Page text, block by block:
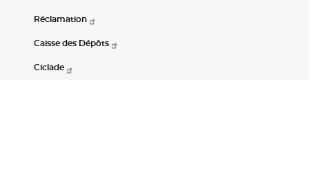
Réclamation
Caisse des Dépôts
Ciclade